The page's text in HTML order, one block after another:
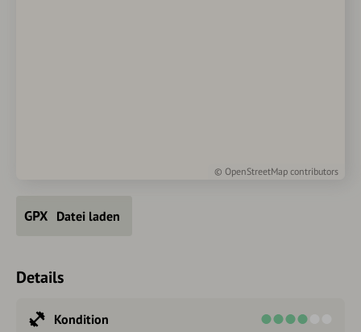
© OpenStreetMap contributors
Datei laden
Details
Kondition